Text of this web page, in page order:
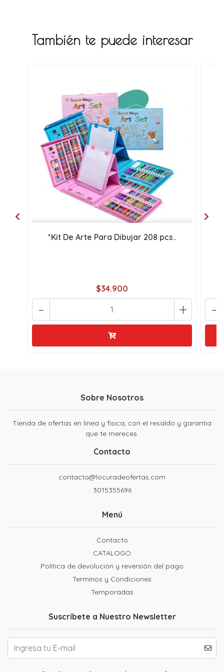
También te puede interesar
*Kit De Arte Para Dibujar 208 pcs..
$34.900
+
- -
Sobre Nosotros
Tienda de ofertas en linea y fisica, con el resaldo y garantia
que te mereces.
Contacto
contacto@locuradeofertas.com
3015355696
Menú
Contacto
CATALOGO
Política de devolución y reversión del pago
Terminos y Condiciones
Temporadas
Suscríbete a Nuestro Newsletter